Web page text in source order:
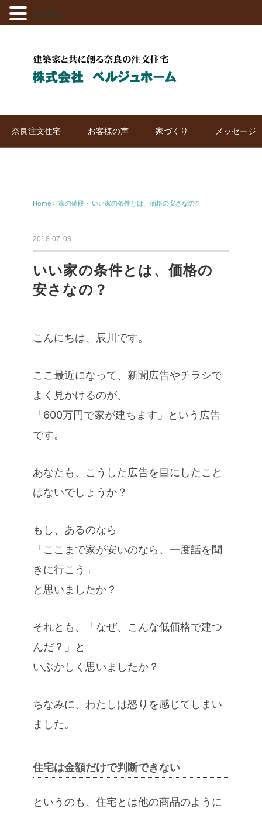
奈良注文住宅 お客様の声 家づくり メッセージ
Home › 家の値段 › いい家の条件とは、価格の安さなの？
2018-07-03
いい家の条件とは、価格の
安さなの？
こんにちは、辰川です。
ここ最近になって、新聞広告やチラシで
よく見かけるのが、
「600万円で家が建ちます」という広告
です。
あなたも、こうした広告を目にしたこと
はないでしょうか？
もし、あるのなら
「ここまで家が安いのなら、一度話を聞
きに行こう」
と思いましたか？
それとも、「なぜ、こんな低価格で建つ
んだ？」と
いぶかしく思いましたか？
ちなみに、わたしは怒りを感じてしまい
ました。
住宅は金額だけで判断できない
というのも、住宅とは他の商品のように
MENU